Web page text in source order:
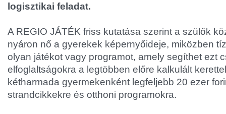
logisztikai feladat.
A REGIO JÁTÉK friss kutatása szerint a szülők
nyáron nő a gyerekek képernyőideje, miközben
olyan játékot vagy programot, amely segíthet ezt
elfoglaltságokra a legtöbben előre kalkulált
kétharmada gyermekenként legfeljebb 20 ezer
strandcikkekre és otthoni programokra.